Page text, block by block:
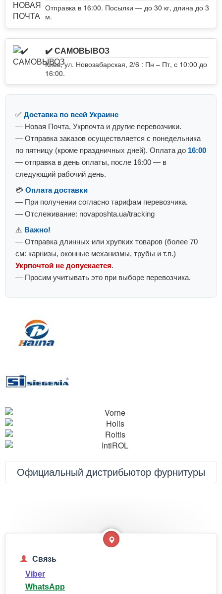
Отправка в 16:00. Посылки — до 30 кг, длина до 3
м.
✔️ САМОВЫВОЗ
Киев, ул. Новозабарская, 2/6 : Пн – Пт, с 10:00 до
16:00.
✅ Доставка по всей Украине
— Новая Почта, Укрпочта и другие перевозчики.
— Отправка заказов осуществляется с понедельника
по пятницу (кроме праздничных дней). Оплата до 16:00
— отправка в день оплаты, после 16:00 — в
следующий рабочий день.
💳 Оплата доставки
— При получении согласно тарифам перевозчика.
— Отслеживание: novaposhta.ua/tracking
⚠️ Важно!
— Отправка длинных или хрупких товаров (более 70
см: карнизы, оконные механизмы, трубы и т.п.)
Укрпочтой не допускается.
— Просим учитывать это при выборе перевозчика.
Официальный дистрибьютор фурнитуры
Связь
Viber
WhatsApp